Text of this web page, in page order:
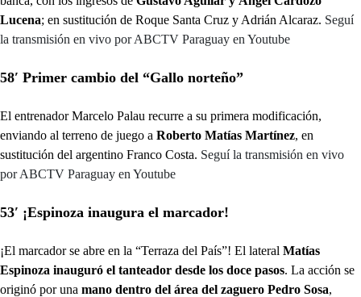
Lucena; en sustitución de Roque Santa Cruz y Adrián Alcaraz. Seguí
la transmisión en vivo por ABCTV Paraguay en Youtube
58′ Primer cambio del “Gallo norteño”
El entrenador Marcelo Palau recurre a su primera modificación,
enviando al terreno de juego a Roberto Matías Martínez, en
sustitución del argentino Franco Costa. Seguí la transmisión en vivo
por ABCTV Paraguay en Youtube
53′ ¡Espinoza inaugura el marcador!
¡El marcador se abre en la “Terraza del País”! El lateral Matías
Espinoza inauguró el tanteador desde los doce pasos. La acción se
originó por una mano dentro del área del zaguero Pedro Sosa,